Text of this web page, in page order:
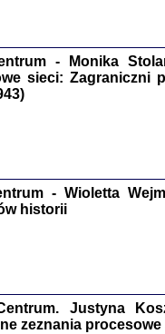
Warszawa
- Monika
sieci: Zagraniczni
- Wioletta
historii
Justyna
zeznania procesowe